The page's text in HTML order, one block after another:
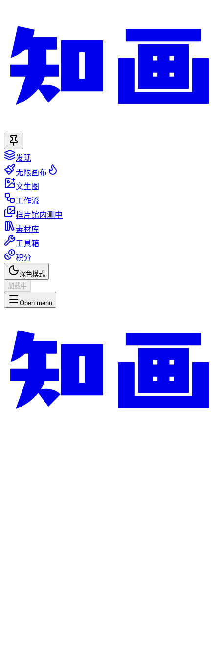
发现
无限画布
文生图
工作流
样片馆内测中
素材库
工具箱
积分
深色模式
加载中
Open menu